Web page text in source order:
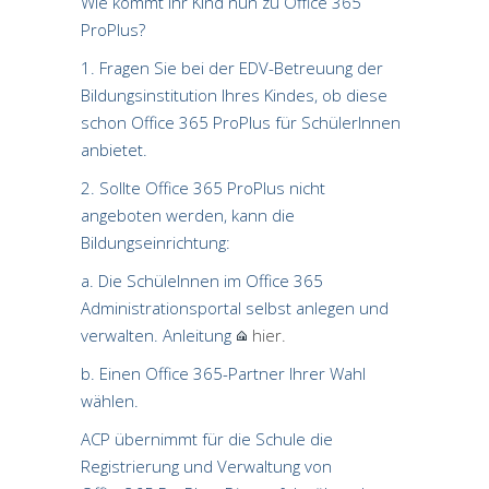
ProPlus?
1. Fragen Sie bei der EDV-Betreuung der
Bildungsinstitution Ihres Kindes, ob diese
schon Office 365 ProPlus für SchülerInnen
anbietet.
2. Sollte Office 365 ProPlus nicht
angeboten werden, kann die
Bildungseinrichtung:
a. Die SchüleInnen im Office 365
Administrationsportal selbst anlegen und
verwalten. Anleitung
hier.
b. Einen Office 365-Partner Ihrer Wahl
wählen.
ACP übernimmt für die Schule die
Registrierung und Verwaltung von